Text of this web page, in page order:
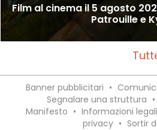
Film al cinema il 5 agosto
Patrouille e
Banner pubblicitari •
Segnalare una struttura •
Manifesto • Informazioni legali
privacy • Sortir